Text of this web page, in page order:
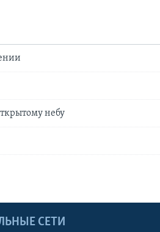
небу
СЕТИ